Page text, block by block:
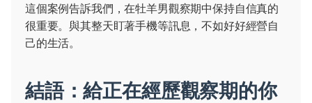
這個案例告訴我們，在牡羊男觀察期中保持自信真的
很重要。與其整天盯著手機等訊息，不如好好經營自
己的生活。
結語：給正在經歷觀察期的你